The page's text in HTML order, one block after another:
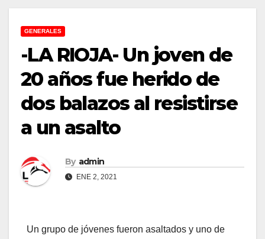
GENERALES
-LA RIOJA- Un joven de
20 años fue herido de
dos balazos al resistirse
a un asalto
By admin
ENE 2, 2021
Un grupo de jóvenes fueron asaltados y uno de